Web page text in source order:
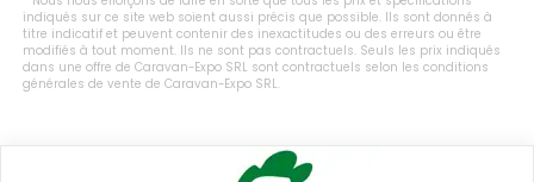
indiqués sur ce site web soient aussi précis que possible. Ils sont donnés à
titre indicatif et peuvent contenir des inexactitudes ou des erreurs ou être
modifiés à tout moment. Ils ne sont pas contractuels. Seuls les prix indiqués
dans une offre de Caravan-Expo SRL sont contractuels selon les conditions
générales de vente de Caravan-Expo SRL.